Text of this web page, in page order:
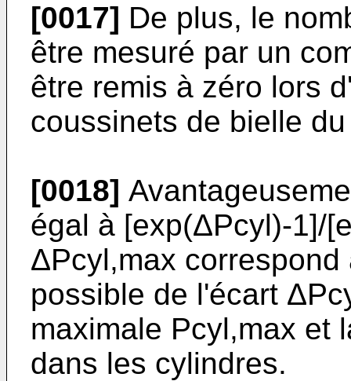
[0017] De plus, le
être mesuré par un
être remis à zéro lors
coussinets de bielle
[0018]
égal à [exp(ΔPcyl)-1]/
ΔPcyl,max
possible de l'écart
maximale Pcyl,max et
dans les cylindres.